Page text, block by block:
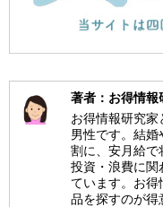
著者：お得情報
お得情報研究
男性です。結
割に、安月給で
投資・浪費に関
ています。お得
品を探すのが得